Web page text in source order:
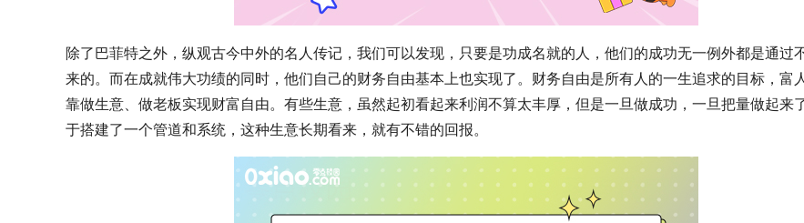
除了巴菲特之外，纵观古今中外的名人传记，我们可以发现，只要是功成名就的人，他们的成功无一例外都是通过
来的。而在成就伟大功绩的同时，他们自己的财务自由基本上也实现了。财务自由是所有人的一生追求的目标，富
靠做生意、做老板实现财富自由。有些生意，虽然起初看起来利润不算太丰厚，但是一旦做成功，一旦把量做起来
于搭建了一个管道和系统，这种生意长期看来，就有不错的回报。